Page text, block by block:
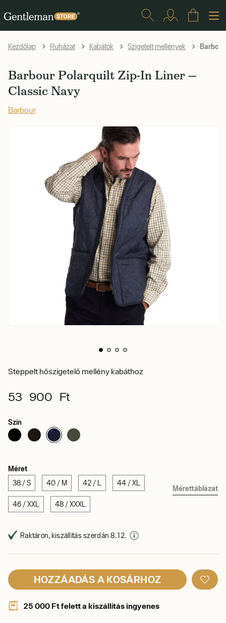
Kezdőlap Ruházat Kabátok Szigetelt mellények
Barbour Polarquilt Zip-In Liner —
Classic Navy
Barbour
Steppelt hőszigetelő mellény kabáthoz
53 900 Ft
Szín
Méret
38 / S 40 / M 42 / L 44 / XL
46 / XXL 48 / XXXL
Mérettáblázat
Raktáron, kiszállítás szerdán 8. 12.
HOZZÁADÁS A KOSÁRHOZ
25 000 Ft felett a kiszállítás ingyenes